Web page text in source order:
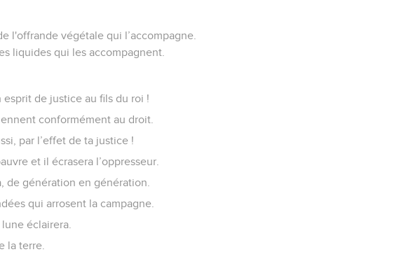
l'offrande végétale qui l’accompagne.
liquides qui les accompagnent.
de justice au fils du roi !
conformément au droit.
par l’effet de ta justice !
et il écrasera l’oppresseur.
de génération en génération.
qui arrosent la campagne.
éclairera.
la terre.